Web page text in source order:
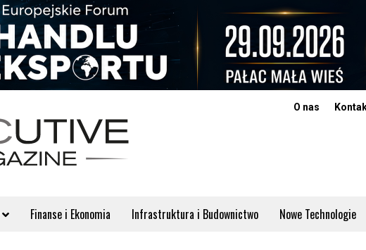
O nas
Finanse i Ekonomia Infrastruktura i Budownictwo Nowe Technologie